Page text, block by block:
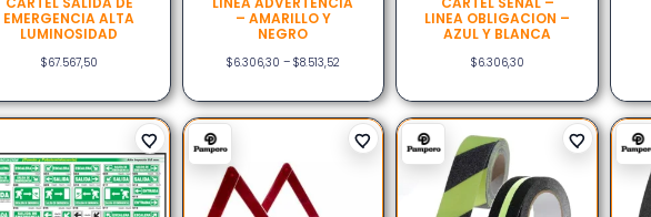
EMERGENCIA ALTA
LUMINOSIDAD
$67.567,50
– AMARILLO Y
NEGRO
$6.306,30 – $8.513,52
LINEA OBLIGACION –
AZUL Y BLANCA
$6.306,30